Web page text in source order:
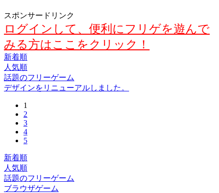
スポンサードリンク
ログインして、便利にフリゲを遊んで
みる方はここをクリック！
新着順
人気順
話題のフリーゲーム
デザインをリニューアルしました。
1
2
3
4
5
新着順
人気順
話題のフリーゲーム
ブラウザゲーム